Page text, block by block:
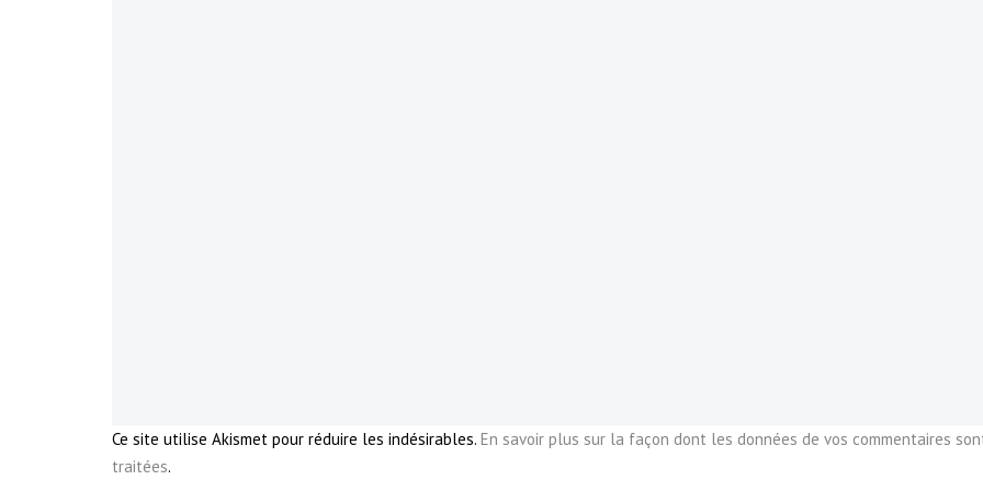
Ce site utilise Akismet pour réduire les indésirables. En savoir plus sur la façon dont les données de vos commentaires
traitées.